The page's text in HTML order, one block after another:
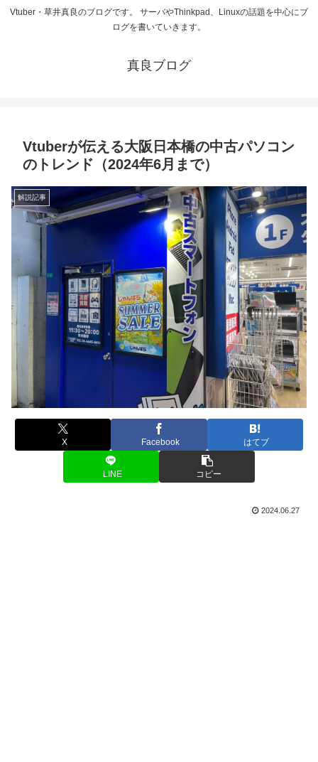
Vtuber・草井真良のブログです。 サーバやThinkpad、Linuxの話題を中心にブ
ログを書いていきます。
真良ブログ
Vtuberが伝える大阪日本橋の中古パソコン
のトレンド（2024年6月まで）
解説記事
X Facebook はてブ
LINE コピー
2024.06.27